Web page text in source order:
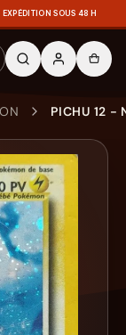
SOUS 48 H
PICHU 12 -